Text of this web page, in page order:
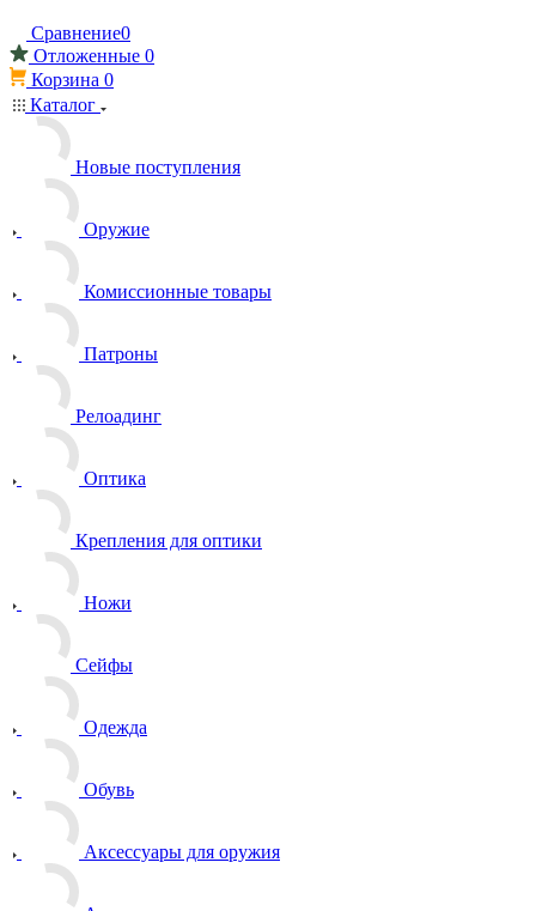
Сравнение0
Отложенные 0
Корзина 0
Каталог
Новые поступления
Оружие
Комиссионные товары
Патроны
Релоадинг
Оптика
Крепления для оптики
Ножи
Сейфы
Одежда
Обувь
Аксессуары для оружия